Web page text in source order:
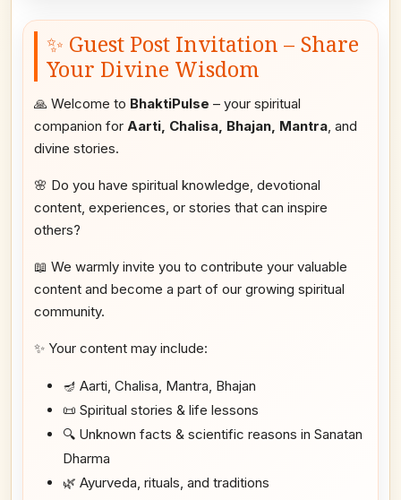
✨ Guest Post Invitation – Share
Your Divine Wisdom
🙏 Welcome to BhaktiPulse – your spiritual
companion for Aarti, Chalisa, Bhajan, Mantra, and
divine stories.
🌸 Do you have spiritual knowledge, devotional
content, experiences, or stories that can inspire
others?
📖 We warmly invite you to contribute your valuable
content and become a part of our growing spiritual
community.
✨ Your content may include:
🪔 Aarti, Chalisa, Mantra, Bhajan
📜 Spiritual stories & life lessons
🔍 Unknown facts & scientific reasons in Sanatan
Dharma
🌿 Ayurveda, rituals, and traditions